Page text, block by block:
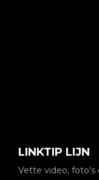
LINKTIP LIJN
Vette video, foto's